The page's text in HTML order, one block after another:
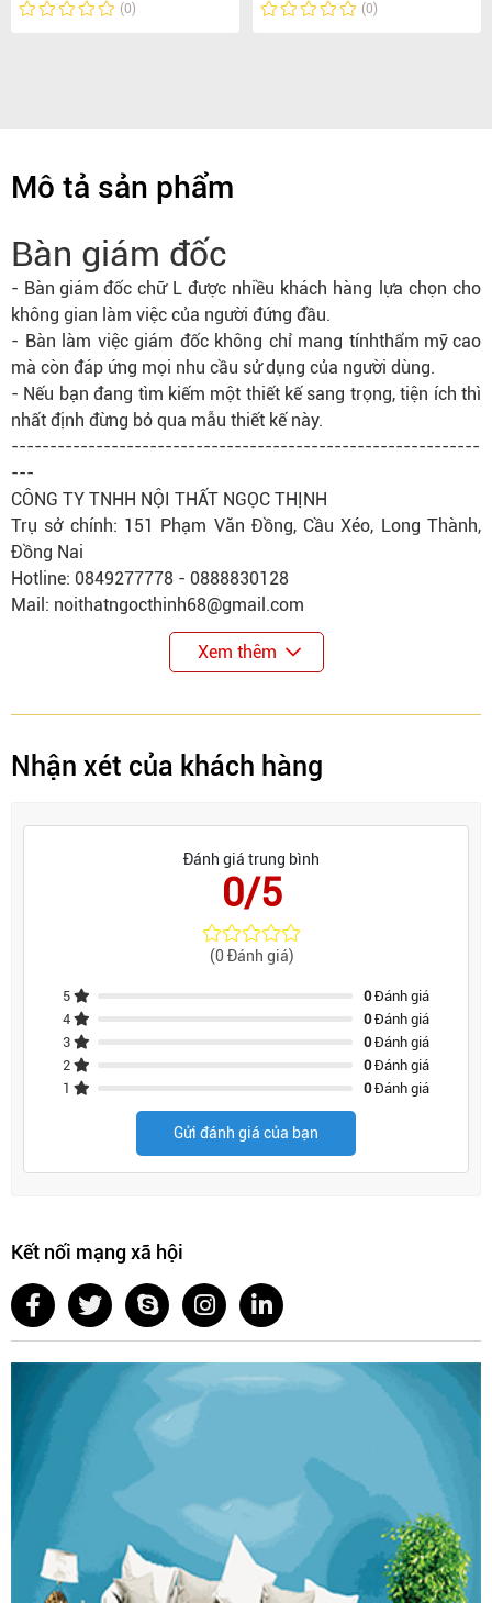
(0) (0)
Mô tả sản phẩm
Bàn giám đốc
- Bàn giám đốc chữ L được nhiều khách hàng lựa chọn cho
không gian làm việc của người đứng đầu.
- Bàn làm việc giám đốc không chỉ mang tínhthẩm mỹ cao
mà còn đáp ứng mọi nhu cầu sử dụng của người dùng.
- Nếu bạn đang tìm kiếm một thiết kế sang trọng, tiện ích thì
nhất định đừng bỏ qua mẫu thiết kế này.
-------------------------------------------------------------
---
CÔNG TY TNHH NỘI THẤT NGỌC THỊNH
Trụ sở chính: 151 Phạm Văn Đồng, Cầu Xéo, Long Thành,
Đồng Nai
Hotline: 0849277778 - 0888830128
Mail: noithatngocthinh68@gmail.com
Xem thêm
Nhận xét của khách hàng
Đánh giá trung bình
0/5
(0 Đánh giá)
5 0Đánh giá
4
0Đánh giá
3
0Đánh giá
2
0Đánh giá
1
0Đánh giá
Gửi đánh giá của bạn
Kết nối mạng xã hội